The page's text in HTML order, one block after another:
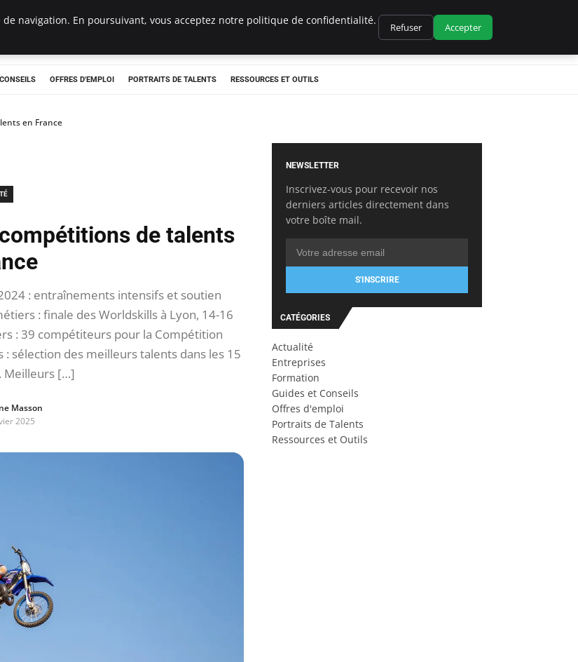
OFFRES D'EMPLOI PORTRAITS DE TALENTS RESSOURCES ET OUTILS
en France
de talents
: entraînements intensifs et soutien
: finale des Worldskills à Lyon, 14-16
: 39 compétiteurs pour la Compétition
sélection des meilleurs talents dans les 15
Meilleurs […]
Masson
2025
NEWSLETTER
Inscrivez-vous pour recevoir nos
derniers articles directement dans
votre boîte mail.
S'INSCRIRE
CATÉGORIES
Actualité
Entreprises
Formation
Guides et Conseils
Offres d'emploi
Portraits de Talents
Ressources et Outils
navigation. En poursuivant, vous acceptez notre politique de confidentialité.
Refuser Accepter